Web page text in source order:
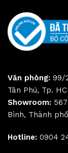
Văn phòng: 99/
Tân Phú, Tp.
Showroom:
Bình, Thành
Hotline: 0904